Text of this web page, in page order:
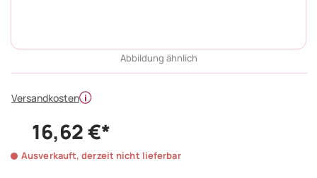
Abbildung ähnlich
Versandkosten
16,62 €*
Ausverkauft, derzeit nicht lieferbar